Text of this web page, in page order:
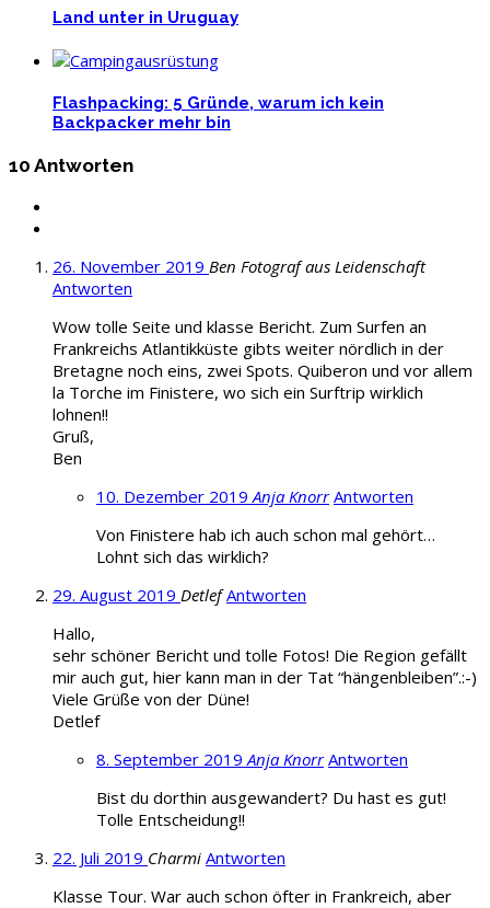
Land unter in Uruguay
Flashpacking: 5 Gründe, warum ich kein
Backpacker mehr bin
10 Antworten
26. November 2019 Ben Fotograf aus Leidenschaft
Antworten
Wow tolle Seite und klasse Bericht. Zum Surfen an
Frankreichs Atlantikküste gibts weiter nördlich in der
Bretagne noch eins, zwei Spots. Quiberon und vor allem
la Torche im Finistere, wo sich ein Surftrip wirklich
lohnen!!
Gruß,
Ben
10. Dezember 2019Anja Knorr Antworten
Von Finistere hab ich auch schon mal gehört…
Lohnt sich das wirklich?
29. August 2019 Detlef Antworten
Hallo,
sehr schöner Bericht und tolle Fotos! Die Region gefällt
mir auch gut, hier kann man in der Tat “hängenbleiben”.:-)
Viele Grüße von der Düne!
Detlef
8. September 2019Anja Knorr Antworten
Bist du dorthin ausgewandert? Du hast es gut!
Tolle Entscheidung!!
22. Juli 2019 Charmi Antworten
Klasse Tour. War auch schon öfter in Frankreich, aber